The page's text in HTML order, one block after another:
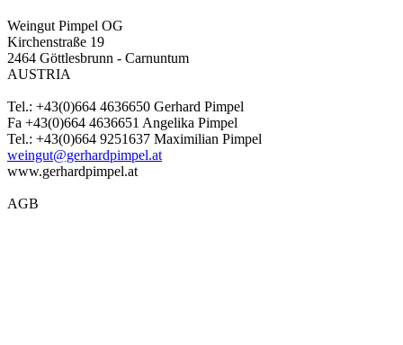
Weingut Pimpel OG
Kirchenstraße 19
2464 Göttlesbrunn - Carnuntum
AUSTRIA
Tel.: +43(0)664 4636650 Gerhard Pimpel
Fa +43(0)664 4636651 Angelika Pimpel
Tel.: +43(0)664 9251637 Maximilian Pimpel
weingut@gerhardpimpel.at
www.gerhardpimpel.at
AGB